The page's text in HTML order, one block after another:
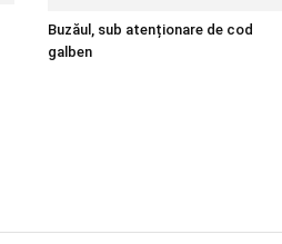
Buzăul, sub atenționare de cod
galben